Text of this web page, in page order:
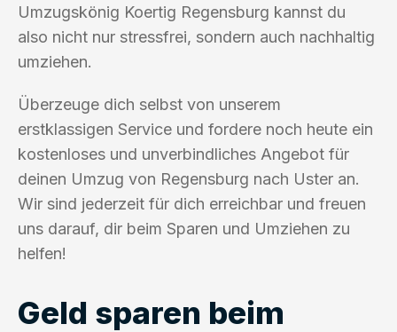
Umzugskönig Koertig Regensburg kannst du
also nicht nur stressfrei, sondern auch nachhaltig
umziehen.
Überzeuge dich selbst von unserem
erstklassigen Service und fordere noch heute ein
kostenloses und unverbindliches Angebot für
deinen Umzug von Regensburg nach Uster an.
Wir sind jederzeit für dich erreichbar und freuen
uns darauf, dir beim Sparen und Umziehen zu
helfen!
Geld sparen beim